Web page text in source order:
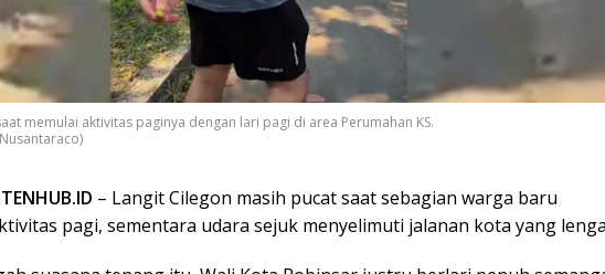
memulai aktivitas paginya dengan lari pagi di area Perumahan KS.
– Langit Cilegon masih pucat saat sebagian warga baru
pagi, sementara udara sejuk menyelimuti jalanan kota yang